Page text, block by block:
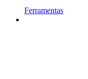
Ferramentas